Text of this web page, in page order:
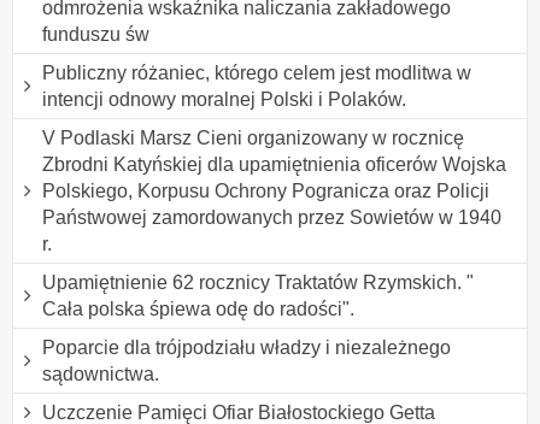
odmrożenia wskaźnika naliczania zakładowego
funduszu św
Publiczny różaniec, którego celem jest modlitwa w
intencji odnowy moralnej Polski i Polaków.
V Podlaski Marsz Cieni organizowany w rocznicę
Zbrodni Katyńskiej dla upamiętnienia oficerów Wojska
Polskiego, Korpusu Ochrony Pogranicza oraz Policji
Państwowej zamordowanych przez Sowietów w 1940
r.
Upamiętnienie 62 rocznicy Traktatów Rzymskich. "
Cała polska śpiewa odę do radości".
Poparcie dla trójpodziału władzy i niezależnego
sądownictwa.
Uczczenie Pamięci Ofiar Białostockiego Getta